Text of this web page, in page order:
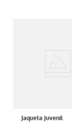
Jaqueta Juvenil